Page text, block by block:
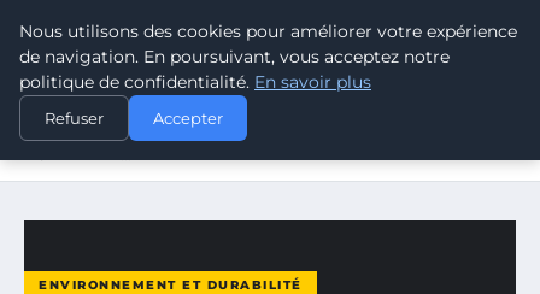
CLIMATE RESPONSE BLOG
ACCUEIL
ENVIRONNEMENT ET DURABILITÉ
INVESTISSEMENTS VERTS : COMMENT INTÉGRER LA
ENVIRONNEMENT ET DURABILITÉ
Nous utilisons des cookies pour améliorer votre expérience
de navigation. En poursuivant, vous acceptez notre
politique de confidentialité. En savoir plus
Refuser Accepter